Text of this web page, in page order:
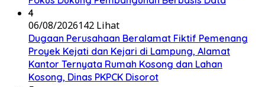
4
06/08/2026142 Lihat
Dugaan Perusahaan Beralamat Fiktif Pemenang
Proyek Kejati dan Kejari di Lampung, Alamat
Kantor Ternyata Rumah Kosong dan Lahan
Kosong, Dinas PKPCK Disorot